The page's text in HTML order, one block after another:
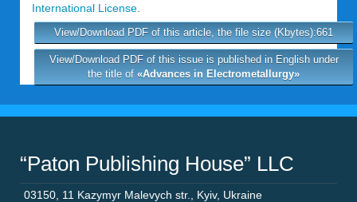
International License
View/Download PDF of this article, the file size (Kbytes):661
View/Download PDF of this issue is published in English under
the title of «Advances in Electrometallurgy»
“Paton Publishing House” LLC
03150 11 Kazymyr Malevych str. Kyiv, Ukraine